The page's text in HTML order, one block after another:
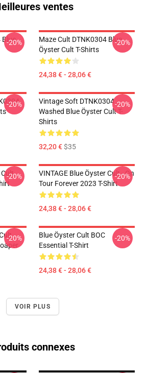
ventes
Blue
-20%
Maze Cult DTNK0304 Blue
Öyster Cult T-Shirts
24,38 € - 28,06 €
-20%
-20%
Vintage Soft DTNK0304
Washed Blue Öyster Cult T-
Shirts
32,20 €$35
-20%
-20%
VINTAGE Blue Öyster Cult - On
Tour Forever 2023 T-Shirt
24,38 € - 28,06 €
-20%
-20%
Blue Öyster Cult BOC
Essential T-Shirt
24,38 € - 28,06 €
-20%
VOIR PLUS
connexes